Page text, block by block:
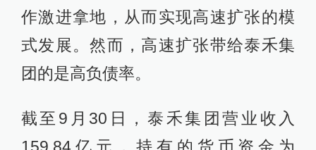
作激进拿地，从而实现高速扩张的模
式发展。然而，高速扩张带给泰禾集
团的是高负债率。
截至9月30日，泰禾集团营业收入